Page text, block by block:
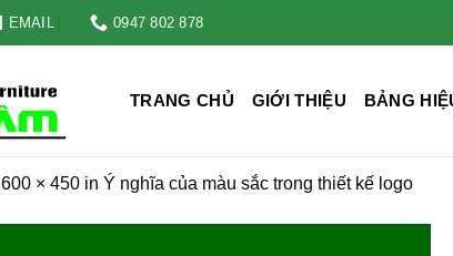
EMAIL 0947 802 878
TRANG CHỦ GIỚI THIỆU BẢNG
600 × 450 in Ý nghĩa của màu sắc trong thiết kế logo